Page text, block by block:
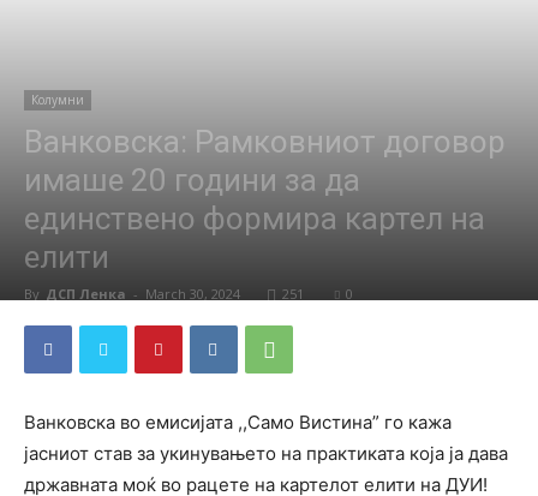
Колумни
Ванковска: Рамковниот договор
имаше 20 години за да
единствено формира картел на
елити
By ДСП Ленка - March 30, 2024 251 0
Ванковска во емисијата ,,Само Вистина” го кажа
јасниот став за укинувањето на практиката која ја дава
државната моќ во рацете на картелот елити на ДУИ!